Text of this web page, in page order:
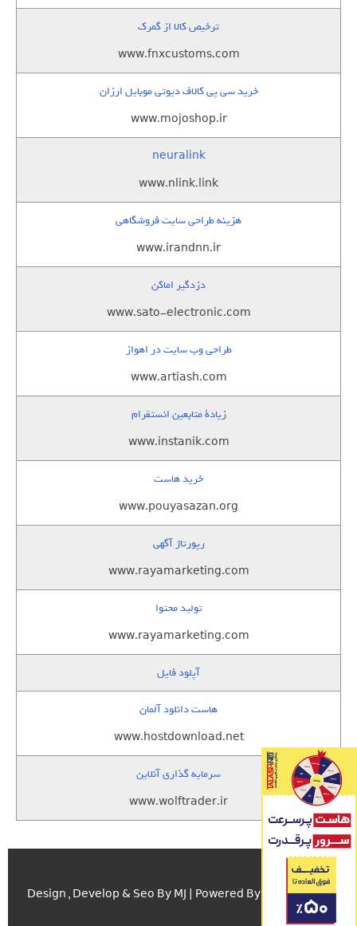
ترخیص کالا از گمرک
www.fnxcustoms.com
خرید سی پی کالاف دیوتی موبایل ارزان
www.mojoshop.ir
neuralink
www.nlink.link
هزینه طراحی سایت فروشگاهی
www.irandnn.ir
دزدگیر اماکن
www.sato-electronic.com
طراحی وب سایت در اهواز
www.artiash.com
زيادة متابعين انستقرام
www.instanik.com
خرید هاست
www.pouyasazan.org
رپورتاژ آگهی
www.rayamarketing.com
تولید محتوا
www.rayamarketing.com
آپلود فایل
هاست دانلود آلمان
www.hostdownload.net
سرمایه گذاری آنلاین
www.wolftrader.ir
Design , Develop & Seo By MJ | Powered By اسکریپت.com